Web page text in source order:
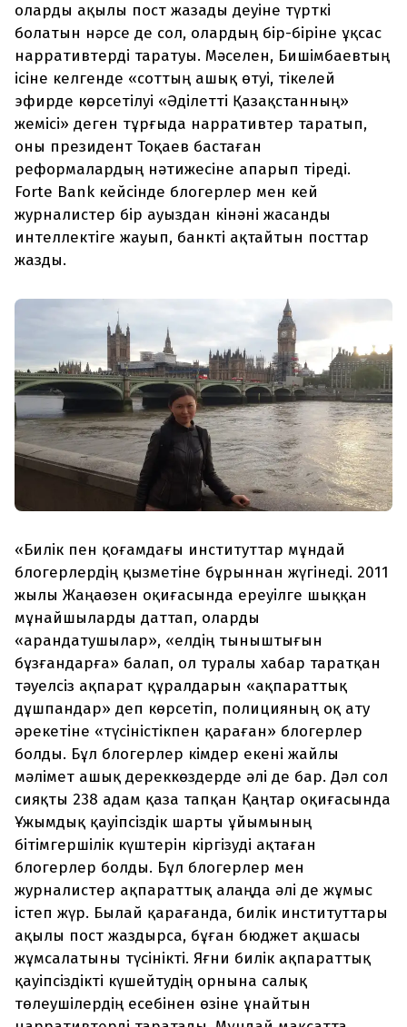
оларды ақылы пост жазады деуіне түрткі
болатын нәрсе де сол, олардың бір-біріне ұқсас
нарративтерді таратуы. Мәселен, Бишімбаевтың
ісіне келгенде «соттың ашық өтуі, тікелей
эфирде көрсетілуі «Әділетті Қазақстанның»
жемісі» деген тұрғыда нарративтер таратып,
оны президент Тоқаев бастаған
реформалардың нәтижесіне апарып тіреді.
Forte Bank кейсінде блогерлер мен кей
журналистер бір ауыздан кінәні жасанды
интеллектіге жауып, банкті ақтайтын посттар
жазды.
«Билік пен қоғамдағы институттар мұндай
блогерлердің қызметіне бұрыннан жүгінеді. 2011
жылы Жаңаөзен оқиғасында ереуілге шыққан
мұнайшыларды даттап, оларды
«арандатушылар», «елдің тыныштығын
бұзғандарға» балап, ол туралы хабар таратқан
тәуелсіз ақпарат құралдарын «ақпараттық
дұшпандар» деп көрсетіп, полицияның оқ ату
әрекетіне «түсіністікпен қараған» блогерлер
болды. Бұл блогерлер кімдер екені жайлы
мәлімет ашық дереккөздерде әлі де бар. Дәл сол
сияқты 238 адам қаза тапқан Қаңтар оқиғасында
Ұжымдық қауіпсіздік шарты ұйымының
бітімгершілік күштерін кіргізуді ақтаған
блогерлер болды. Бұл блогерлер мен
журналистер ақпараттық алаңда әлі де жұмыс
істеп жүр. Былай қарағанда, билік институттары
ақылы пост жаздырса, бұған бюджет ақшасы
жұмсалатыны түсінікті. Яғни билік ақпараттық
қауіпсіздікті күшейтудің орнына салық
төлеушілердің есебінен өзіне ұнайтын